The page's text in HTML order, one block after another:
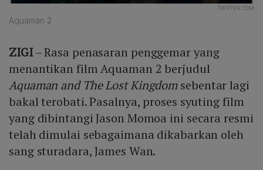
TWITTER.COM
Aquaman 2
ZIGI– Rasa penasaran penggemar yang
menantikan film Aquaman 2 berjudul
Aquaman and The Lost Kingdomsebentar lagi
bakal terobati. Pasalnya, proses syuting film
yang dibintangi Jason Momoa ini secara resmi
telah dimulai sebagaimana dikabarkan oleh
sang sturadara, James Wan.